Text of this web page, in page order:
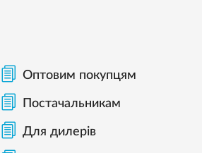
Оптовим покупцям
Постачальникам
Для дилерів